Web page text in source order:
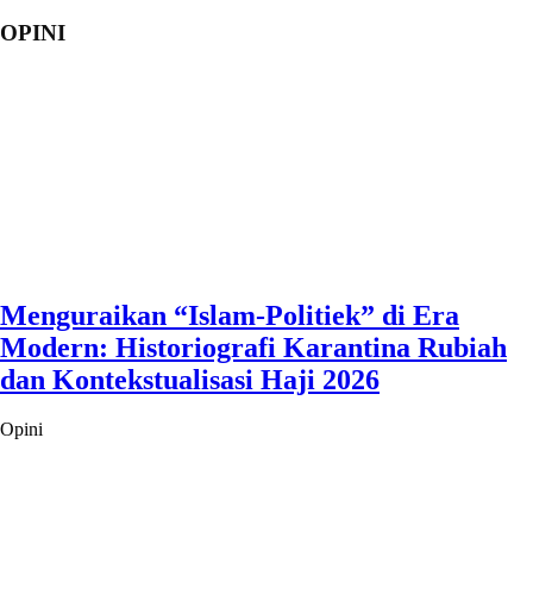
OPINI
Menguraikan “Islam-Politiek” di Era
Modern: Historiografi Karantina Rubiah
dan Kontekstualisasi Haji 2026
Opini